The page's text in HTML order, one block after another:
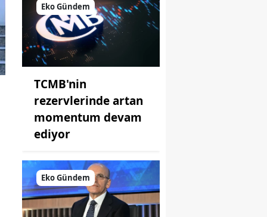
Eko Gündem
TCMB'nin
rezervlerinde artan
momentum devam
ediyor
Eko Gündem